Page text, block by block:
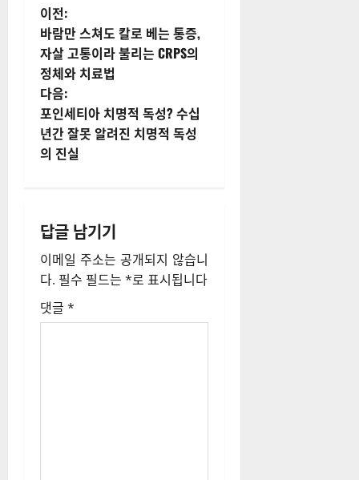
게
시
물
내
비
이
션
이전:
바람만 스쳐도 칼로 베는 통증,
자살 고통이라 불리는 CRPS의
정체와 치료법
다음:
포인세티아 치명적 독성? 수십
년간 잘못 알려진 치명적 독성
의 진실
답글 남기기
이메일 주소는 공개되지 않습니
다. 필수 필드는 *로 표시됩니다
댓글 *